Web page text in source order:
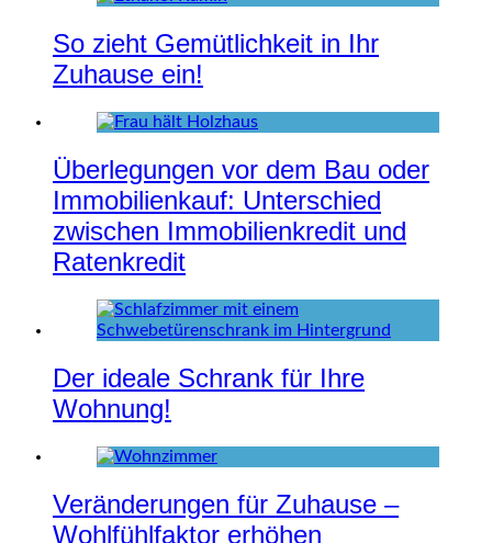
So zieht Gemütlichkeit in Ihr
Zuhause ein!
Überlegungen vor dem Bau oder
Immobilienkauf: Unterschied
zwischen Immobilienkredit und
Ratenkredit
Der ideale Schrank für Ihre
Wohnung!
Veränderungen für Zuhause –
Wohlfühlfaktor erhöhen